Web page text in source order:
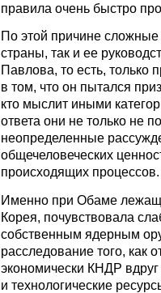
правила очень быстро
По этой причине
страны, так и ее
Павлова, то есть,
в том, что он пытался
кто мыслит иными
ответа они не только не
неопределенные
общечеловеческих
происходящих процессов.
Именно при Обаме
Корея, почувствовала
собственным ядерным
расследование того, как
экономически КНДР
и технологические